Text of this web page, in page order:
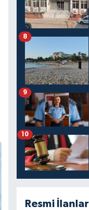
8
9
10
Resmi İlanlar